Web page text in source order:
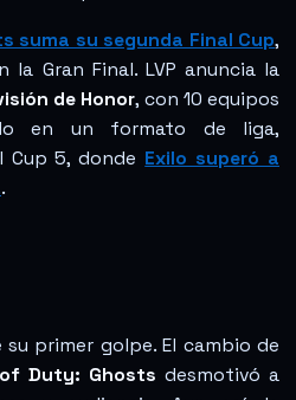
suma su segunda Final Cup,
la Gran Final. LVP anuncia la
de Honor, con 10 equipos
en un formato de liga,
Cup 5, donde Exilo superó a
.
su primer golpe. El cambio de
Duty: Ghosts desmotivó a